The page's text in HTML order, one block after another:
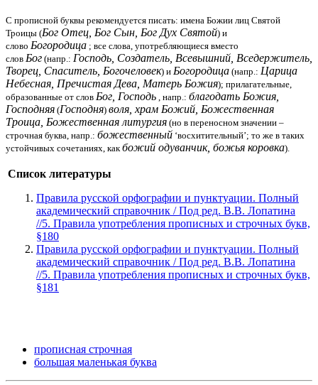
С прописной буквы рекомендуется писать: имена Божии лиц Святой
Троицы (Бог Отец, Бог Сын, Бог Дух Святой) и
слово Богородица ; все слова, употребляющиеся вместо
слов Бог (напр.: Господь, Создатель, Всевышний, Вседержитель,
Творец, Спаситель, Богочеловек) и Богородица (напр.: Царица
Небесная, Пречистая Дева, Матерь Божия); прилагательные,
образованные от слов Бог, Господь , напр.: благодать Божия,
Господняя (Господня) воля, храм Божий, Божественная
Троица, Божественная литургия (но в переносном значении –
строчная буква, напр.: божественный ‘восхитительный’; то же в таких
устойчивых сочетаниях, как божий одуванчик, божья коровка).
Список литературы
Правила русской орфографии и пунктуации. Полный
академический справочник / Под ред. В.В. Лопатина
//5. Правила употребления прописных и строчных букв,
§180
Правила русской орфографии и пунктуации. Полный
академический справочник / Под ред. В.В. Лопатина
//5. Правила употребления прописных и строчных букв,
§181
прописная строчная
большая маленькая буква